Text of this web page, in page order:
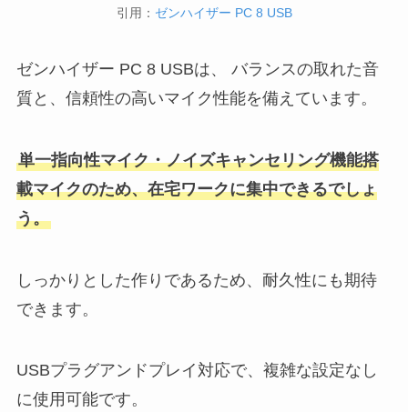
引用： ゼンハイザー PC 8 USB
ゼンハイザー PC 8 USBは、 バランスの取れた音
質と、信頼性の高いマイク性能を備えています。
単一指向性マイク・ノイズキャンセリング機能搭
載マイクのため、在宅ワークに集中できるでしょ
う。
しっかりとした作りであるため、耐久性にも期待
できます。
USBプラグアンドプレイ対応で、複雑な設定なし
に使用可能です。